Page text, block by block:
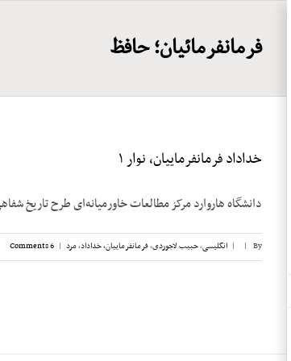
فرمانفرمائیان؛ حافظ
خداداد فرمانفرماییان، نوار ۱
دانشگاه هاروارد مرکز مطالعات خاورمیانه‌ای طرح تاریخ
By
|
| انگلیسی,حبیب لاجوردی,فرمانفرماییان، خداداد,مرد |
6 Comments